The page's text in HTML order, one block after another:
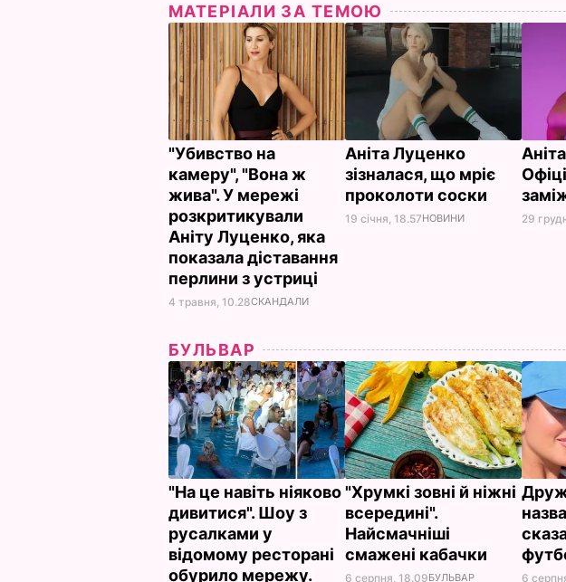
МАТЕРІАЛИ ЗА ТЕМОЮ
"Убивство на
камеру", "Вона ж
жива". У мережі
розкритикували
Аніту Луценко, яка
показала діставання
перлини з устриці
4 травня, 10.28СКАНДАЛИ
Аніта Луценко
зізналася, що мріє
проколоти соски
19 січня, 18.57НОВИНИ 29
БУЛЬВАР
"На це навіть ніяково
дивитися". Шоу з
русалками у
відомому ресторані
обурило мережу.
"Хрумкі зовні й ніжні
всередині".
Найсмачніші
смажені кабачки
6 серпня, 18.09БУЛЬВАР 6